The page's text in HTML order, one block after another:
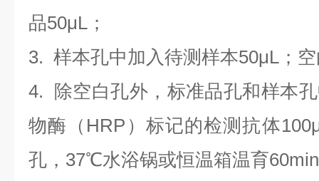
品50μL；
3. 样本孔中加 入待测样本50μL；
4.
除空白孔外，标准品孔和样本
物酶（HRP）标记的检测抗体
孔，37℃水浴锅或恒温箱温育